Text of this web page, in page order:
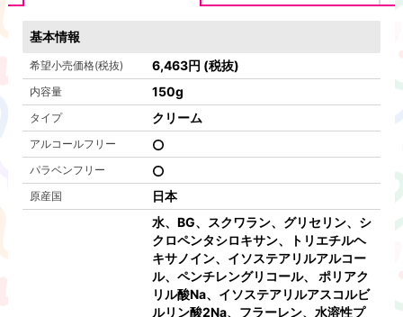
基本情報
希望小売価格(税抜) 6,463円 (税抜)
内容量 150g
タイプ クリーム
アルコールフリー
パラベンフリー
原産国
日本
水、BG、スクワラン、グリセリン、シ
クロペンタシロキサン、トリエチルヘ
キサノイン、イソステアリルアルコー
ル、ペンチレングリコール、 ポリアク
リル酸Na、イソステアリルアスコルビ
ルリン酸2Na、フラーレン、水溶性プ